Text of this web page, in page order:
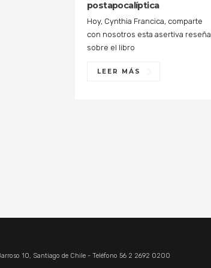
postapocalíptica
Hoy, Cynthia Francica, comparte
con nosotros esta asertiva reseña
sobre el libro
LEER MÁS
10, Santiago de Chile - Teléfono 56 2 2692 0200